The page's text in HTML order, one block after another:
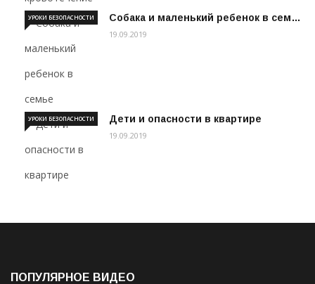
Собака и маленький ребенок в сем…
УРОКИ БЕЗОПАСНОСТИ
19.09.2019
Дети и опасности в квартире
УРОКИ БЕЗОПАСНОСТИ
19.09.2019
ПОПУЛЯРНОЕ ВИДЕО